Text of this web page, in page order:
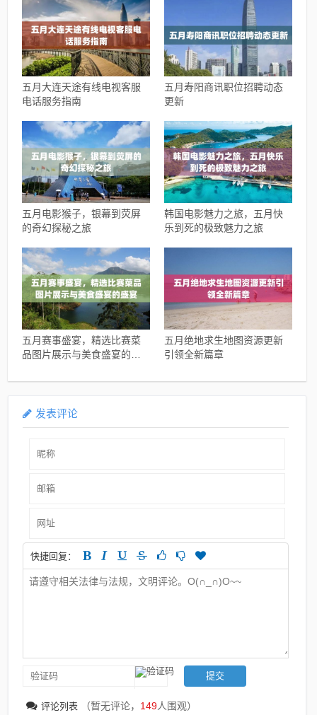
五月大连天途有线电视客服
电话服务指南
五月寿阳商讯职位招聘动态
更新
五月电影猴子，银幕到荧屏
的奇幻探秘之旅
韩国电影魅力之旅，五月快
乐到死的极致魅力之旅
五月赛事盛宴，精选比赛菜
品图片展示与美食盛宴的盛
五月绝地求生地图资源更新
引领全新篇章
发表评论
快捷回复：
评论列表 （暂无评论， 149人围观）